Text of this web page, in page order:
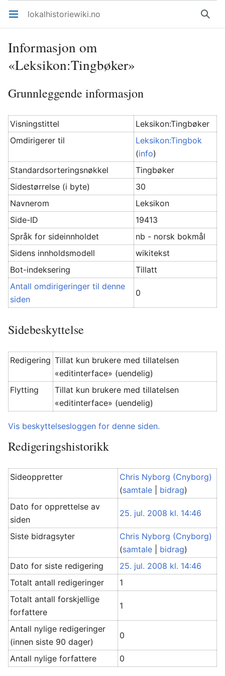
Åpne hovedmenyen lokalhistoriewiki.no Søk
Informasjon om
«Leksikon:Tingbøker»
Grunnleggende informasjon
Visningstittel
Leksikon:Tingbøker
Omdirigerer til
Leksikon:Tingbok
(info)
Standardsorteringsnøkkel
Tingbøker
Sidestørrelse (i byte)
30
Navnerom
Leksikon
Side-ID
19413
Språk for sideinnholdet
nb - norsk bokmål
Sidens innholdsmodell
wikitekst
Bot-indeksering
Tillatt
Antall omdirigeringer til denne
siden
0
Sidebeskyttelse
Redigering Tillat kun brukere med tillatelsen
«editinterface» (uendelig)
Flytting
Tillat kun brukere med tillatelsen
«editinterface» (uendelig)
Vis beskyttelsesloggen for denne siden.
Redigeringshistorikk
Sideoppretter
Chris Nyborg (Cnyborg)
(samtale bidrag)
Dato for opprettelse av
siden
25. jul. 2008 kl. 14:46
Siste bidragsyter
Chris Nyborg (Cnyborg)
(samtale bidrag)
Dato for siste redigering
25. jul. 2008 kl. 14:46
Totalt antall redigeringer
1
Totalt antall forskjellige
forfattere
1
Antall nylige redigeringer
(innen siste 90 dager)
0
Antall nylige forfattere 0